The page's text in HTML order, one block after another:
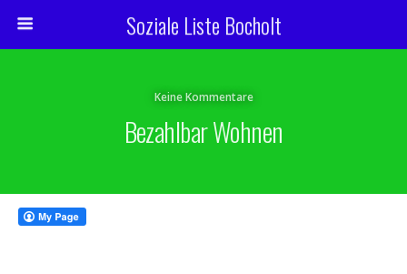
Soziale Liste Bocholt
Keine Kommentare
Bezahlbar Wohnen